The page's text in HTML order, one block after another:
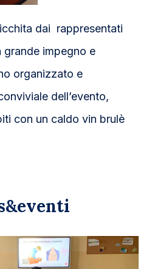
dai rappresentati
impegno e
organizzato e
dell’evento,
con un caldo vin brulè